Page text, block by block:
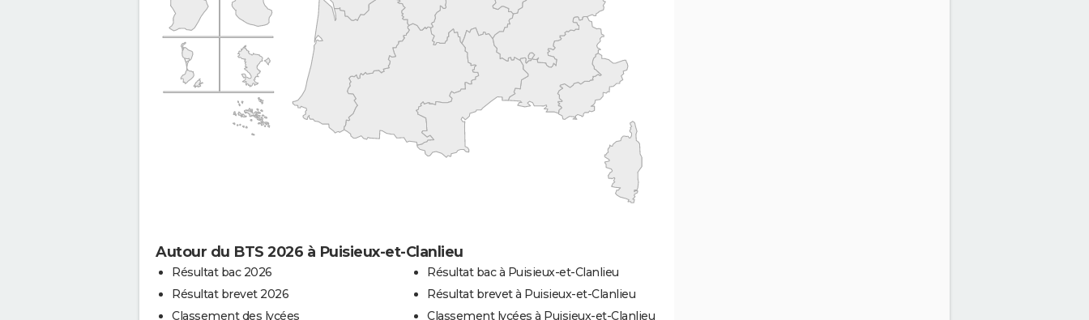
Autour du BTS 2026 à Puisieux-et-Clanlieu
Résultat bac 2026
Résultat brevet 2026
Classement des lycées
Résultat bac à Puisieux-et-Clanlieu
Résultat brevet à Puisieux-et-Clanlieu
Classement lycées à Puisieux-et-Clanlieu